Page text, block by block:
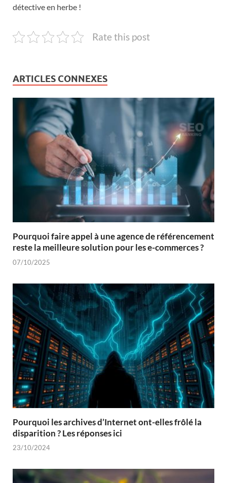
détective en herbe !
Rate this post
ARTICLES CONNEXES
Pourquoi faire appel à une agence de référencement
reste la meilleure solution pour les e-commerces ?
07/10/2025
Pourquoi les archives d’Internet ont-elles frôlé la
disparition ? Les réponses ici
23/10/2024